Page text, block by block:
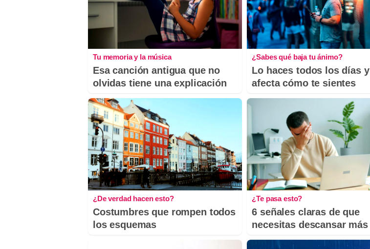
Tu memoria y la música
Esa canción antigua que no
olvidas tiene una explicación
¿Sabes qué baja tu ánimo?
Lo haces todos los días y
afecta cómo te sientes
¿De verdad hacen esto?
Costumbres que rompen todos
los esquemas
¿Te pasa esto?
6 señales claras de que
necesitas descansar más